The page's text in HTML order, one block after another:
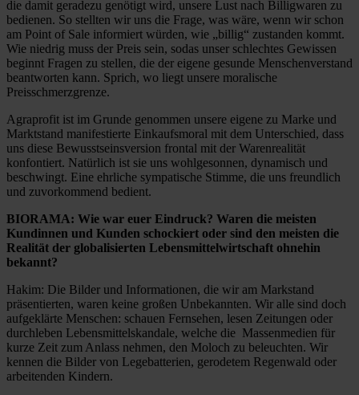
die damit geradezu genötigt wird, unsere Lust nach Billigwaren zu
bedienen. So stellten wir uns die Frage, was wäre, wenn wir schon
am Point of Sale informiert würden, wie „billig“ zustanden kommt.
Wie niedrig muss der Preis sein, sodas unser schlechtes Gewissen
beginnt Fragen zu stellen, die der eigene gesunde Menschenverstand
beantworten kann. Sprich, wo liegt unsere moralische
Preisschmerzgrenze.
Agraprofit ist im Grunde genommen unsere eigene zu Marke und
Marktstand manifestierte Einkaufsmoral mit dem Unterschied, dass
uns diese Bewusstseinsversion frontal mit der Warenrealität
konfontiert. Natürlich ist sie uns wohlgesonnen, dynamisch und
beschwingt. Eine ehrliche sympatische Stimme, die uns freundlich
und zuvorkommend bedient.
BIORAMA: Wie war euer Eindruck? Waren die meisten
Kundinnen und Kunden schockiert oder sind den meisten die
Realität der globalisierten Lebensmittelwirtschaft ohnehin
bekannt?
Hakim: Die Bilder und Informationen, die wir am Markstand
präsentierten, waren keine großen Unbekannten. Wir alle sind doch
aufgeklärte Menschen: schauen Fernsehen, lesen Zeitungen oder
durchleben Lebensmittelskandale, welche die Massenmedien für
kurze Zeit zum Anlass nehmen, den Moloch zu beleuchten. Wir
kennen die Bilder von Legebatterien, gerodetem Regenwald oder
arbeitenden Kindern.